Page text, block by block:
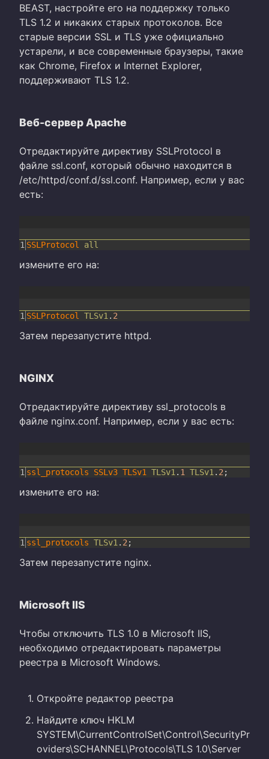
BEAST, настройте его на поддержку только
TLS 1.2 и никаких старых протоколов. Все
старые версии SSL и TLS уже официально
устарели, и все современные браузеры, такие
как Chrome, Firefox и Internet Explorer,
поддерживают TLS 1.2.
Веб-сервер Apache
Отредактируйте директиву SSLProtocol в
файле ssl.conf, который обычно находится в
/etc/httpd/conf.d/ssl.conf. Например, если у вас
есть:
1 SSLProtocol all
измените его на:
1 SSLProtocol TLSv1 . 2
Затем перезапустите httpd.
NGINX
Отредактируйте директиву ssl_protocols в
файле nginx.conf. Например, если у вас есть:
1 ssl_protocols SSLv3 TLSv1 TLSv1 . 1 TLSv1 . 2 ;
измените его на:
1 ssl_protocols TLSv1 . 2 ;
Затем перезапустите nginx.
Microsoft IIS
Чтобы отключить TLS 1.0 в Microsoft IIS,
необходимо отредактировать параметры
реестра в Microsoft Windows.
Откройте редактор реестра
Найдите ключ HKLM
SYSTEM\CurrentControlSet\Control\SecurityPr
oviders\SCHANNEL\Protocols\TLS 1.0\Server